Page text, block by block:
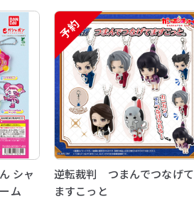
シャ
ム
予約
逆転裁判 つまんでつなげて
ますこっと